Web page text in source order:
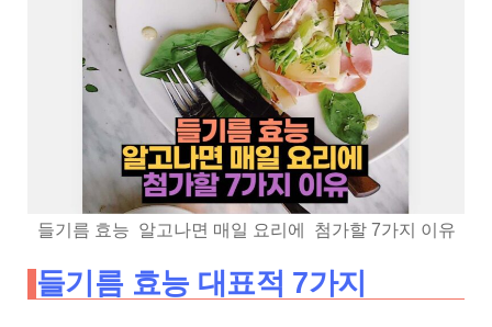
들기름 효능 알고나면 매일 요리에 첨가할 7가지 이유
들기름 효능 대표적 7가지